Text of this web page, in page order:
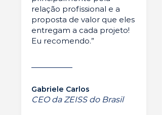
relação profissional e a
proposta de valor que eles
entregam a cada projeto!
Eu recomendo.”
Gabriele Carlos
CEO da ZEISS do Brasil